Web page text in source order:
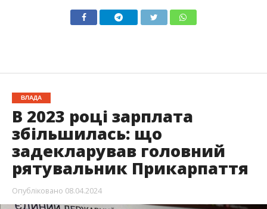
ВЛАДА
В 2023 році зарплата
збільшилась: що
задекларував головний
рятувальник Прикарпаття
Опубліковано 08.04.2024